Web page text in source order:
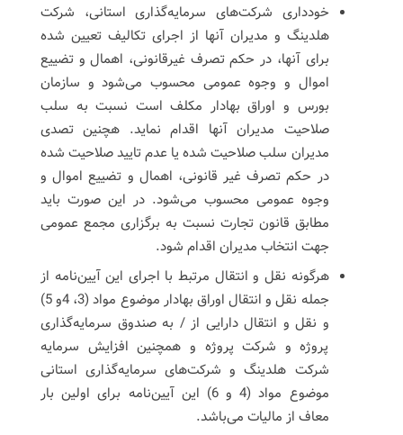
خودداری شرکت‌های سرمایه‌گذاری استانی، شرکت
هلدینگ و مدیران آنها از اجرای تکالیف تعیین شده
برای آنها، در حکم تصرف غیرقانونی، اهمال و تضییع
اموال و وجوه عمومی محسوب می‌شود و سازمان
بورس و اوراق بهادار مکلف است نسبت به سلب
صلاحیت مدیران آنها اقدام نماید. هچنین تصدی
مدیران سلب صلاحیت شده یا عدم تایید صلاحیت شده
در حکم تصرف غیر قانونی، اهمال و تضییع اموال و
وجوه عمومی محسوب می‌شود. در این صورت باید
مطابق قانون تجارت نسبت به برگزاری مجمع عمومی
جهت انتخاب مدیران اقدام شود.
هرگونه نقل و انتقال مرتبط با اجرای این آیین‌نامه از
جمله نقل و انتقال اوراق بهادار موضوع مواد (3، 4و 5)
و نقل و انتقال دارایی از / به صندوق سرمایه‌گذاری
پروژه و شرکت پروژه و همچنین افزایش سرمایه
شرکت هلدینگ و شرکت‌های سرمایه‌گذاری استانی
موضوع مواد (4 و 6) این آیین‌نامه برای اولین بار
معاف از مالیات می‌باشد.